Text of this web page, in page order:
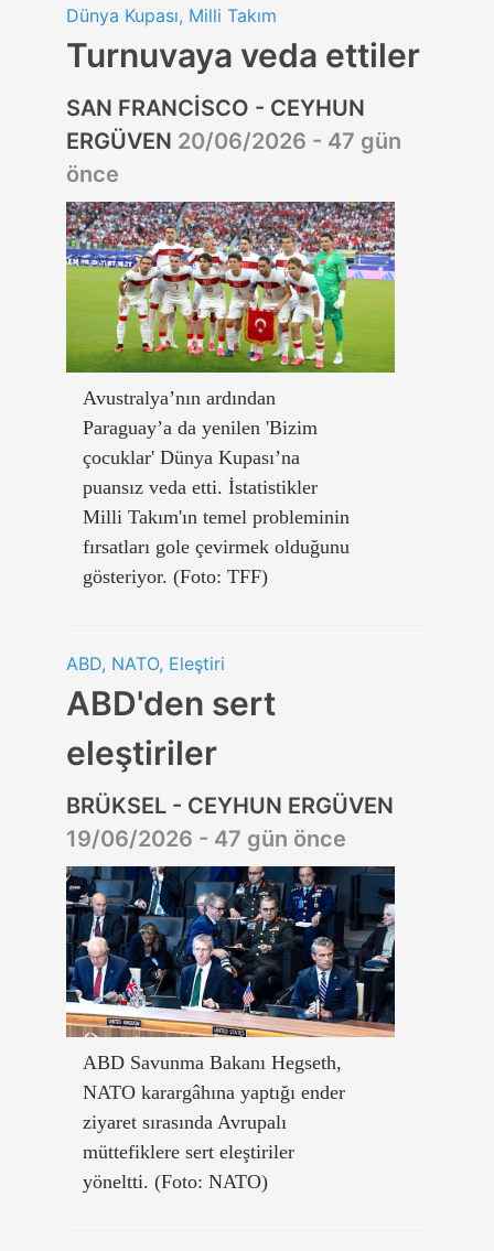
Dünya Kupası, Milli Takım
Turnuvaya veda ettiler
SAN FRANCİSCO - CEYHUN
ERGÜVEN 20/06/2026 - 47 gün
önce
Avustralya’nın ardından
Paraguay’a da yenilen 'Bizim
çocuklar' Dünya Kupası’na
puansız veda etti. İstatistikler
Milli Takım'ın temel probleminin
fırsatları gole çevirmek olduğunu
gösteriyor. (Foto: TFF)
ABD, NATO, Eleştiri
ABD'den sert
eleştiriler
BRÜKSEL - CEYHUN ERGÜVEN
19/06/2026 - 47 gün önce
ABD Savunma Bakanı Hegseth,
NATO karargâhına yaptığı ender
ziyaret sırasında Avrupalı
müttefiklere sert eleştiriler
yöneltti. (Foto: NATO)